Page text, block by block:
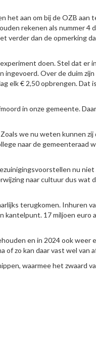
het aan om bij de OZB aan
rekenen als nummer 4
verder dan de opmerking
doen. Stel dat er in
Over de duim zijn
elk € 2,50 opbrengen. Dat
in onze gemeente.
we nu weten kunnen zij
naar de gemeenteraad
nu niet
naar cultuur dus wat
terugkomen. Inhuren
kantelpunt. 17 miljoen euro
en in 2024 ook weer
zo kan daar vast wel van
waarmee het zwaard